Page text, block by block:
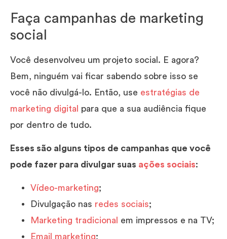
Faça campanhas de marketing
social
Você desenvolveu um projeto social. E agora?
Bem, ninguém vai ficar sabendo sobre isso se
você não divulgá-lo. Então, use estratégias de
marketing digital
para que a sua audiência fique
por dentro de tudo.
Esses são alguns tipos de campanhas que você
pode fazer para divulgar suas ações sociais:
Vídeo-marketing;
Divulgação nas redes sociais;
Marketing tradicional
em impressos e na TV;
Email marketing;